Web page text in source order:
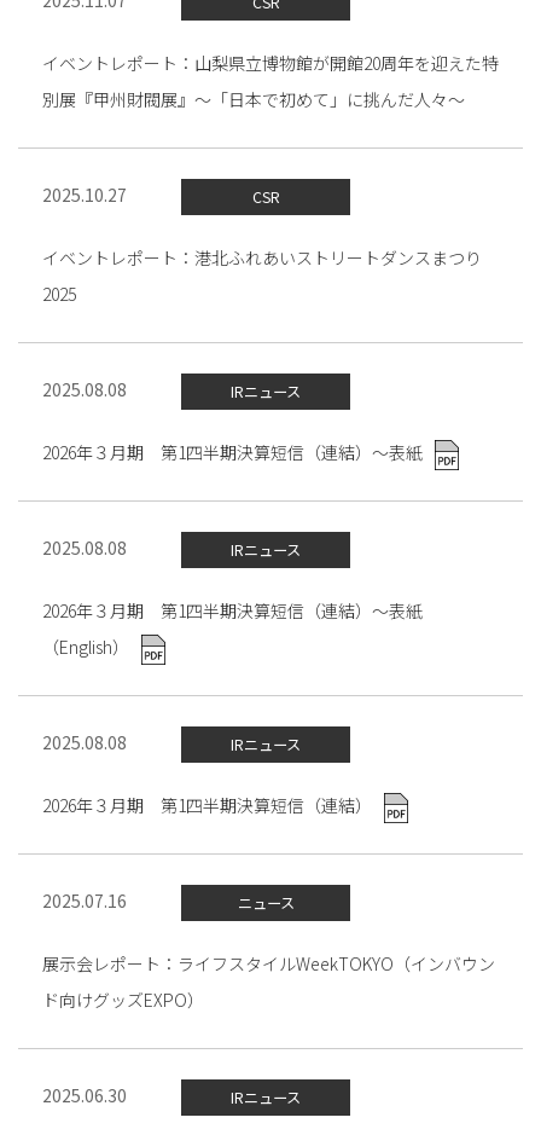
イベントレポート：山梨県立博物館が開館20周年を迎えた特
別展『甲州財閥展』～「日本で初めて」に挑んだ人々～
2025.10.27 CSR
イベントレポート：港北ふれあいストリートダンスまつり
2025
2025.08.08 IRニュース
2026年３月期 第1四半期決算短信（連結）～表紙
2025.08.08 IRニュース
2026年３月期 第1四半期決算短信（連結）～表紙
（English）
2025.08.08 IRニュース
2026年３月期 第1四半期決算短信（連結）
2025.07.16 ニュース
展示会レポート：ライフスタイルWeekTOKYO（インバウン
ド向けグッズEXPO）
2025.06.30 IRニュース